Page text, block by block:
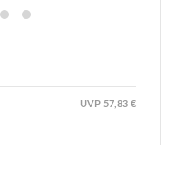
UVP 57,83 €